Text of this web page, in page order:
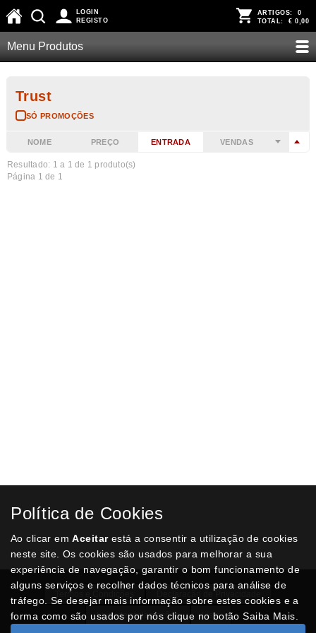
LOGIN
REGISTO
ARTIGOS: 0
TOTAL: € 0,00
Menu Produtos
Trust
SÓ PROMOÇÕES
NOME PREÇO ENTRADA VENDAS
Resultado: 1 a 1 de 1 produto(s)
Página 1 de 1
Termos e Condições
Livro de reclamações Lista
Política de Cookies
Ao clicar emAceitarestá a consentir a utilização de cookies
neste site. Os cookies são usados para melhorar a sua
experiência de navegação, garantir o bom funcionamento de
alguns serviços e recolher dados técnicos para análise de
tráfego. Se desejar mais informação sobre estes cookies e a
forma como são usados por nós clique no botão Saiba Mais.